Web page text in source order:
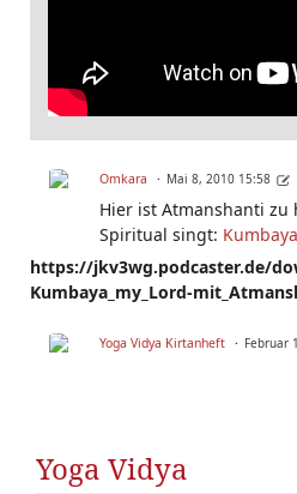
Omkara Mai 8, 2010 15:58
Hier ist Atmanshanti zu
Spiritual singt:
https://jkv3wg.podcaster.de/
Kumbaya_my_Lord-
Yoga Vidya Kirtanheft Februar
Yoga Vidya